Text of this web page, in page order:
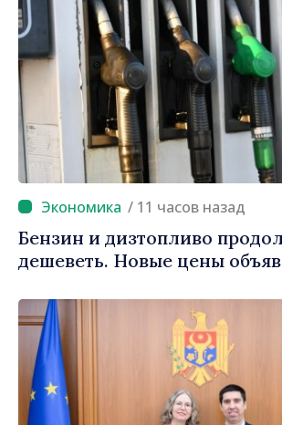
/ 11 часов назад
Бензин и дизтопливо
дешеветь. Новые цены